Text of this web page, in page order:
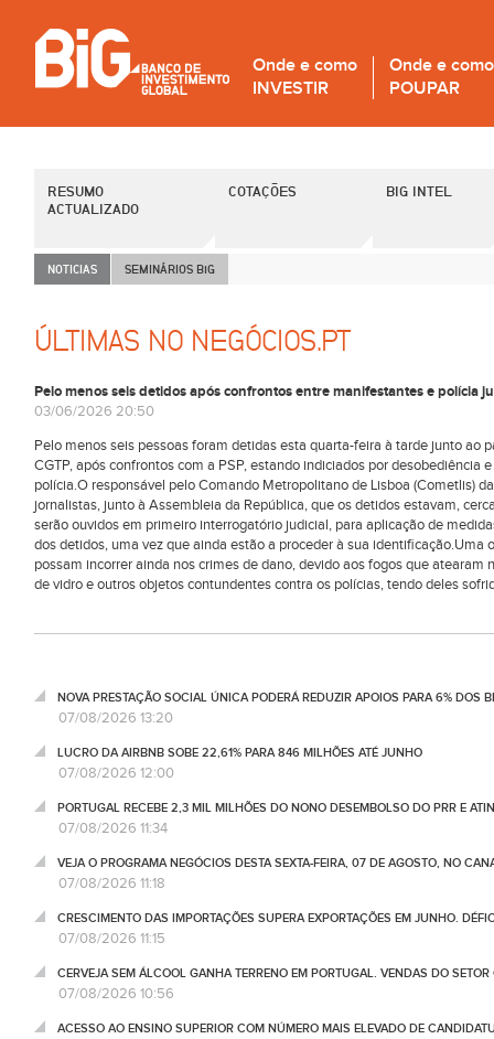
Onde e como
INVESTIR
Onde e como
POUPAR
RESUMO
ACTUALIZADO
COTAÇÕES BIG INTEL
NOTICIAS SEMINÁRIOS BiG
ÚLTIMAS NO NEGÓCIOS.PT
Pelo menos seis detidos após confrontos entre manifestantes e polícia
03/06/2026 20:50
Pelo menos seis pessoas foram detidas esta quarta-feira à tarde junto ao
CGTP, após confrontos com a PSP, estando indiciados por desobediência
polícia.O responsável pelo Comando Metropolitano de Lisboa (Cometlis)
jornalistas, junto à Assembleia da República, que os detidos estavam,
serão ouvidos em primeiro interrogatório judicial, para aplicação de
dos detidos, uma vez que ainda estão a proceder à sua
possam incorrer ainda nos crimes de dano, devido aos fogos que
de vidro e outros objetos contundentes contra os polícias, tendo deles
NOVA PRESTAÇÃO SOCIAL ÚNICA PODERÁ REDUZIR APOIOS PARA 6% DOS
07/08/2026 13:20
LUCRO DA AIRBNB SOBE 22,61% PARA 846 MILHÕES ATÉ JUNHO
07/08/2026 12:00
PORTUGAL RECEBE 2,3 MIL MILHÕES DO NONO DESEMBOLSO DO PRR E
07/08/2026 11:34
VEJA O PROGRAMA NEGÓCIOS DESTA SEXTA-FEIRA, 07 DE AGOSTO, NO
07/08/2026 11:18
CRESCIMENTO DAS IMPORTAÇÕES SUPERA EXPORTAÇÕES EM JUNHO.
07/08/2026 11:15
CERVEJA SEM ÁLCOOL GANHA TERRENO EM PORTUGAL. VENDAS DO
07/08/2026 10:56
ACESSO AO ENSINO SUPERIOR COM NÚMERO MAIS ELEVADO DE